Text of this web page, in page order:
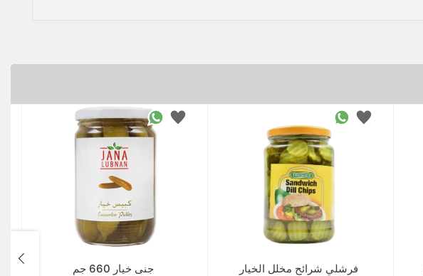
فرشلي شرائح مخلل الخيار
جنى خيار 660 جم